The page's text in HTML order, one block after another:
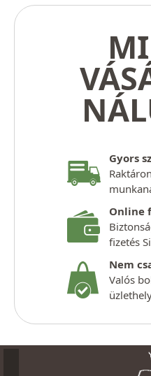
Gyors
Online
fizetés
Nem
Valós